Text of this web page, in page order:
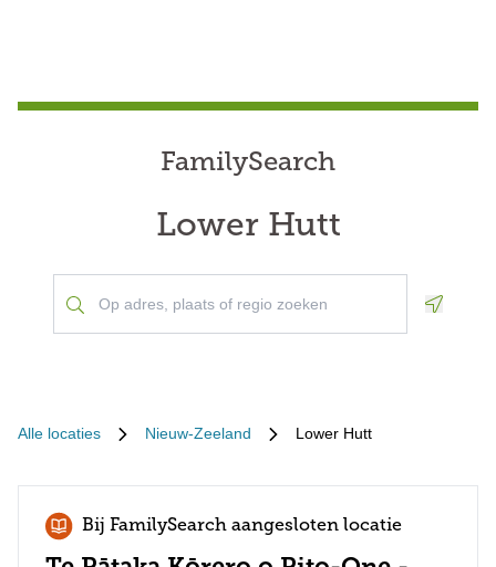
FamilySearch
Lower Hutt
Alle locaties Nieuw-Zeeland Lower Hutt
Bij FamilySearch aangesloten locatie